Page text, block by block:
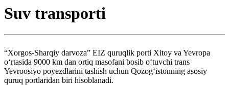
Suv transporti
“Xorgos-Sharqiy darvoza” EIZ quruqlik porti Xitoy va Yevropa
oʻrtasida 9000 km dan ortiq masofani bosib oʻtuvchi trans
Yevroosiyo poyezdlarini tashish uchun Qozogʻistonning asosiy
quruq portlaridan biri hisoblanadi.